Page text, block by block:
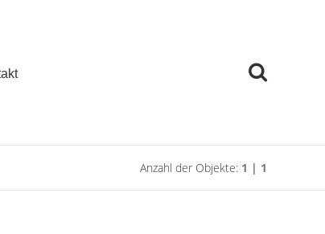
Anzahl der Objekte: 1 | 1